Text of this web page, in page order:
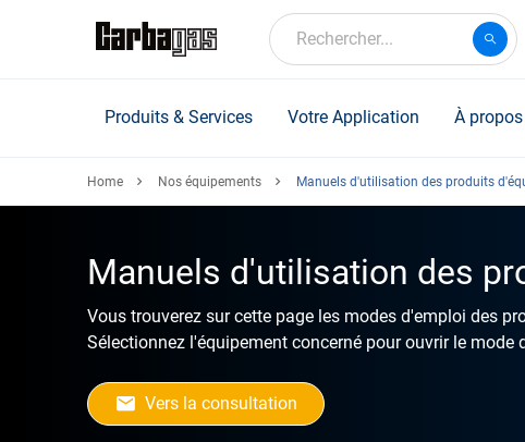
Rechercher...
Produits & Services Votre Application À
Home Nos équipements Manuels d'utilisation des produits
Manuels d'utilisation des
Vous trouverez sur cette page les modes d'emploi des
Sélectionnez l'équipement concerné pour ouvrir le mode
Vers la consultation